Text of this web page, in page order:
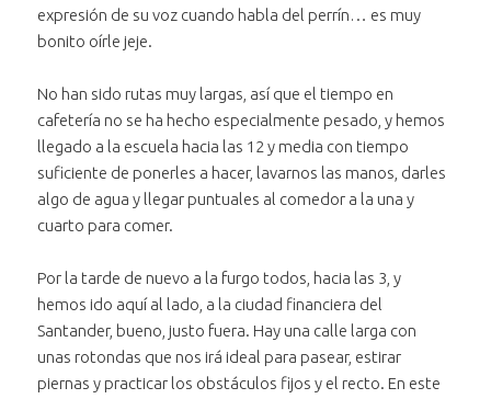
expresión de su voz cuando habla del perrín… es muy
bonito oírle jeje.
No han sido rutas muy largas, así que el tiempo en
cafetería no se ha hecho especialmente pesado, y hemos
llegado a la escuela hacia las 12 y media con tiempo
suficiente de ponerles a hacer, lavarnos las manos, darles
algo de agua y llegar puntuales al comedor a la una y
cuarto para comer.
Por la tarde de nuevo a la furgo todos, hacia las 3, y
hemos ido aquí al lado, a la ciudad financiera del
Santander, bueno, justo fuera. Hay una calle larga con
unas rotondas que nos irá ideal para pasear, estirar
piernas y practicar los obstáculos fijos y el recto. En este